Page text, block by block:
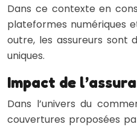
Dans ce contexte en
plateformes numériques
outre, les assureurs sont
uniques.
Impact de
Dans l’univers du
couvertures proposées